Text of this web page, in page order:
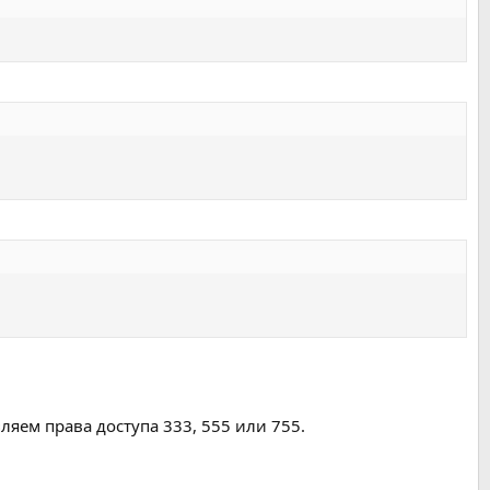
права доступа 333, 555 или 755.